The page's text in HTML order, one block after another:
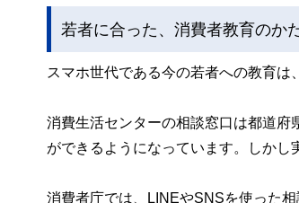
若者に合った、消費者教育のか
スマホ世代である今の若者への教育は
消費生活センターの相談窓口は都道府
ができるようになっています。しかし
消費者庁では、LINEやSNSを使った